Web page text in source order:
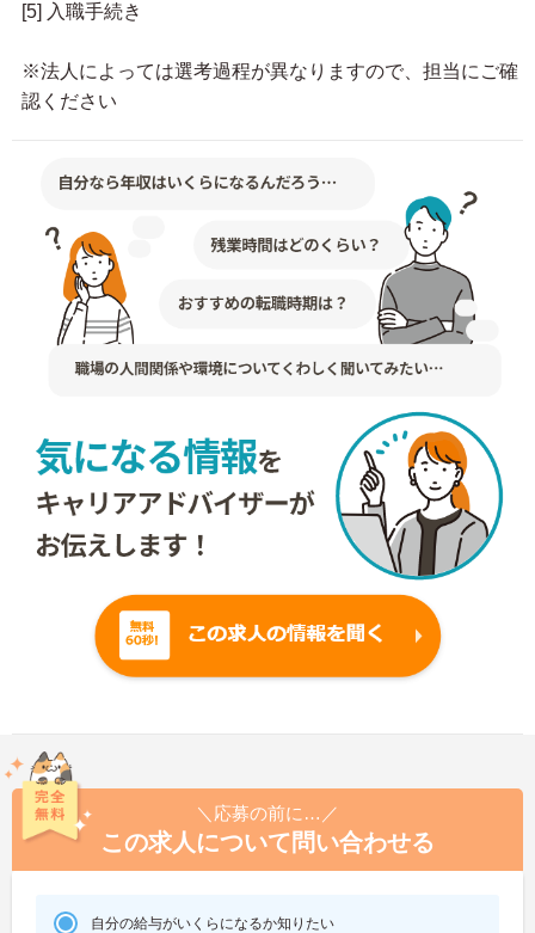
[5] 入職手続き
※法人によっては選考過程が異なりますので、担当にご確
認ください
＼応募の前に…／
この求人について問い合わせる
自分の給与がいくらになるか知りたい